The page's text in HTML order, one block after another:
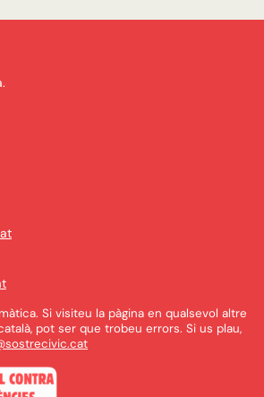
Si visiteu la pàgina en qualsevol altre
pot ser que trobeu errors. Si us plau,